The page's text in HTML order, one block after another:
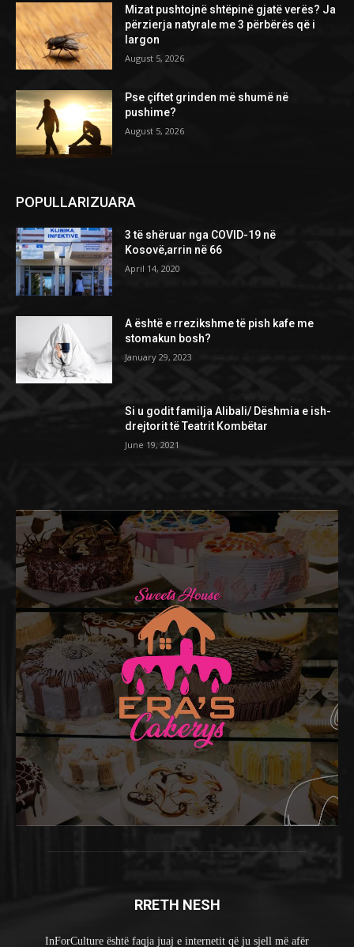
Mizat pushtojnë shtëpinë gjatë verës? Ja
përzierja natyrale me 3 përbërës që i
largon
August 5, 2026
Pse çiftet grinden më shumë në
pushime?
August 5, 2026
POPULLARIZUARA
3 të shëruar nga COVID-19 në
Kosovë,arrin në 66
April 14, 2020
A është e rrezikshme të pish kafe me
stomakun bosh?
January 29, 2023
Si u godit familja Alibali/ Dëshmia e ish-
drejtorit të Teatrit Kombëtar
June 19, 2021
RRETH NESH
InForCulture është faqja juaj e internetit që ju sjell më afër